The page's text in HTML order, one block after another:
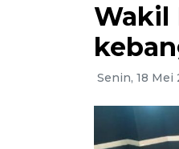
Wakil
Senin, 18 Mei